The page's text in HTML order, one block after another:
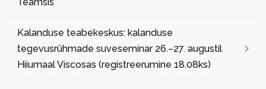
Kalanduse teabekeskus: kalanduse
tegevusrühmade suveseminar 26.–27. augustil
Hiiumaal Viscosas (registreerumine 18.08ks)